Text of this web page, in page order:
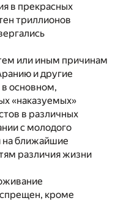
в прекрасных
триллионов
или иным причинам
и другие
в основном,
«наказуемых»
в различных
с молодого
на ближайшие
различия жизни
кроме